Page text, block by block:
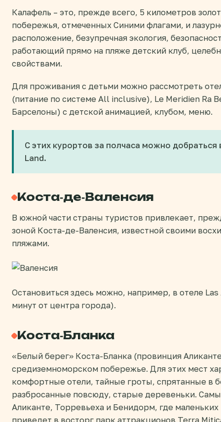
Калафель – это, прежде всего, 5 километров
побережья, отмеченных Синими флагами, и
расположение, безупречная экология,
работающий прямо на пляже детский клуб,
свойствами.
Для проживания с детьми можно рассмотреть
(питание по системе All inclusive), Le Meridien Ra
Барселоны) с детской анимацией, клубом, меню.
С этих курортов за полчаса можно
Land.
Коста-де-Валенсия
В южной части страны туристов привлекает,
зоной Коста-де-Валенсия, известной своими
пляжами.
Остановиться здесь можно, например, в отеле
минут от центра города).
Коста-Бланка
«Белый берег» Коста-Бланка (провинция
средиземноморском побережье. Для этих мест
комфортные отели, тайные гроты, спрятанные в
разбросанные повсюду, старые деревеньки.
Аликанте, Торревьеха и Бенидорм, где
приведет в восторг парк аттракционов Terra